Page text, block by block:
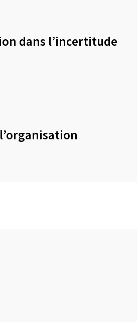
dans l’incertitude